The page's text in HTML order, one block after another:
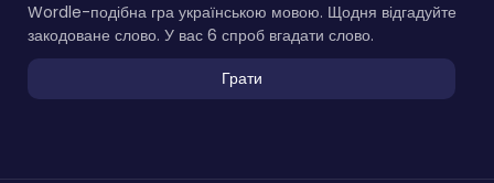
Wordle-подібна гра українською мовою. Щодня відгадуйте
закодоване слово. У вас 6 спроб вгадати слово.
Грати